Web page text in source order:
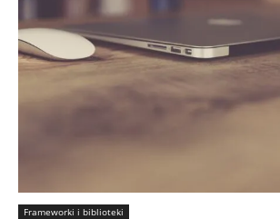
Frameworki i biblioteki